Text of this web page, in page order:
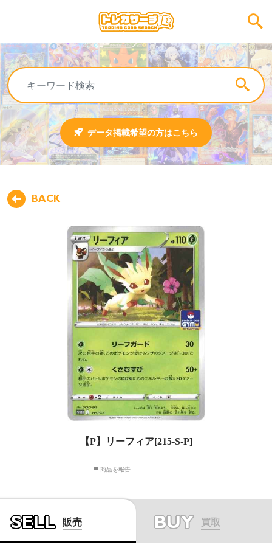
データ掲載希望の方はこちら
BACK
【P】リーフィア[215-S-P]
商品を報告
SELL 販売 BUY 買取